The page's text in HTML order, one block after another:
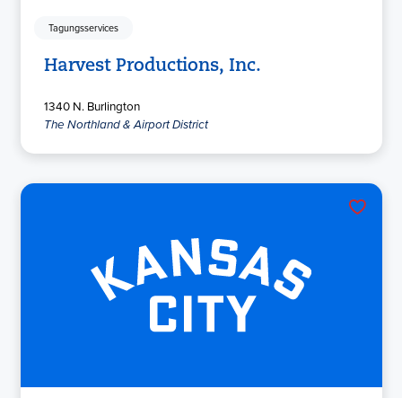
Tagungsservices
Harvest Productions, Inc.
1340 N. Burlington
The Northland & Airport District